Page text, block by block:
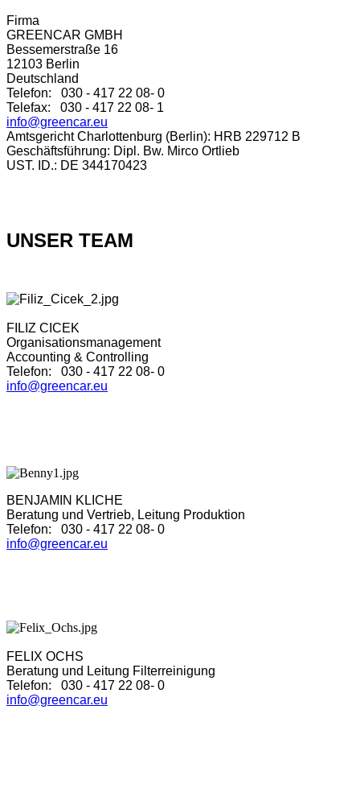
Firma
GREENCAR GMBH
Bessemerstraße 16
12103 Berlin
Deutschland
Telefon: 030 - 417 22 08- 0
Telefax: 030 - 417 22 08- 1
info@greencar.eu
Amtsgericht Charlottenburg (Berlin): HRB 229712 B
Geschäftsführung: Dipl. Bw. Mirco Ortlieb
UST. ID.: DE 344170423
UNSER TEAM
FILIZ CICEK
Organisationsmanagement
Accounting & Controlling
Telefon: 030 - 417 22 08- 0
info@greencar.eu
BENJAMIN KLICHE
Beratung und Vertrieb, Leitung Produktion
Telefon: 030 - 417 22 08- 0
info@greencar.eu
FELIX OCHS
Beratung und Leitung Filterreinigung
Telefon: 030 - 417 22 08- 0
info@greencar.eu